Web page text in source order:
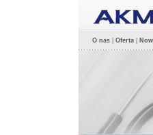
O nas Oferta